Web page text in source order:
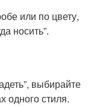
или по цвету,
носить”.
выбирайте
одного стиля.